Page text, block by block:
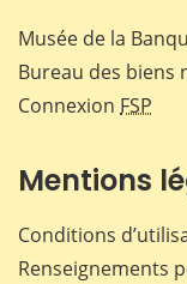
Musée de la
Bureau des biens
Connexion FSP
Mentions
Conditions
Renseignements